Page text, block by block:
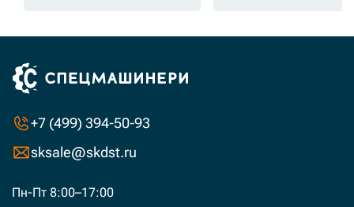
+7 (499) 394-50-93
sksale@skdst.ru
Пн-Пт 8:00–17:00